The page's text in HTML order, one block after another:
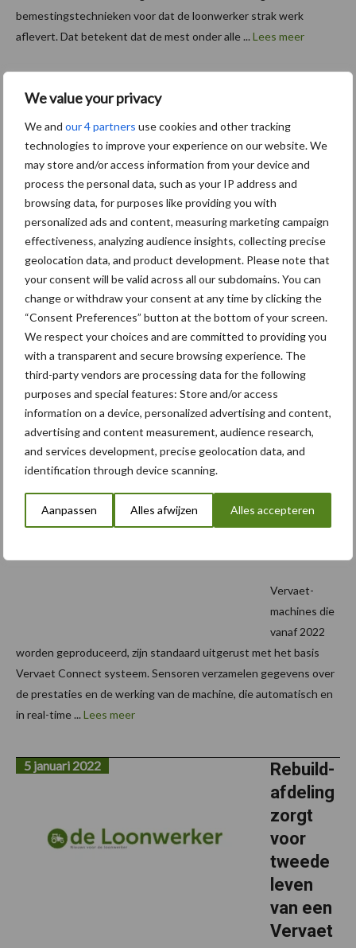
We value your privacy
We and our 4 partners use cookies and other tracking
technologies to improve your experience on our website. We
may store and/or access information from your device and
process the personal data, such as your IP address and
browsing data, for purposes like providing you with
personalized ads and content, measuring marketing campaign
effectiveness, analyzing audience insights, collecting precise
geolocation data, and product development. Please note that
your consent will be valid across all our subdomains. You can
change or withdraw your consent at any time by clicking the
“Consent Preferences” button at the bottom of your screen.
We respect your choices and are committed to providing you
with a transparent and secure browsing experience. The
third-party vendors are processing data for the following
purposes and special features: Store and/or access
information on a device, personalized advertising and content,
advertising and content measurement, audience research,
and services development, precise geolocation data, and
identification through device scanning.
Aanpassen Alles afwijzen Alles accepteren
bemestingstechnieken voor dat de loonwerker strak werk
aflevert. Dat betekent dat de mest onder alle ... Lees meer
Video:
Vredo
investee
rt in
testbaa
n en
modern
e productiefaciliteit
Landbouwmachinefabrikant Vredo heeft haar nieuwe
productiefaciliteit in Dodewaard officieel in gebruik genomen.
Afgelopen vrijdag en zaterdag werden de deuren opengezet om
iedereen kennis te laten maken met onder andere de nieuwe ...
Vervaet
eert
Vervaet
13 januari 2022
Vervaet-
machines die
vanaf 2022
worden geproduceerd, zijn standaard uitgerust met het basis
Vervaet Connect systeem. Sensoren verzamelen gegevens over
de prestaties en de werking van de machine, die automatisch en
in real-time ... Lees meer
Rebuild-
afdeling
zorgt
voor
tweede
leven
van een
Vervaet
5 januari 2022